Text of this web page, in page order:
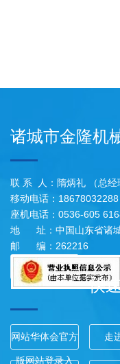
诸城市金隆机
联 系 人：隋炳礼 （总经
移动电话：18678032288
座机电话：0536-605
地 址：中国山东省诸城
邮 编：262216
快
网站华体会官方
版网站登录入
走